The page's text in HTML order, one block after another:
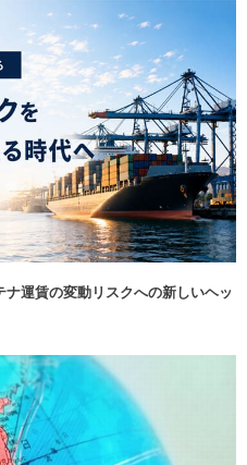
運賃の変動リスクへの新しいヘッ